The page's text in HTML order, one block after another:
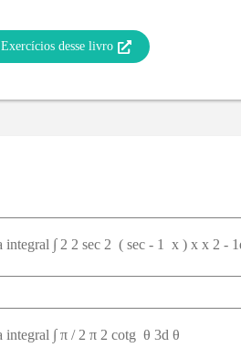
desse livro
∫ 2 2 sec 2 ⁡ ( sec - 1 ⁡ x ) x x 2 -
∫ π / 2 π 2 cotg ⁡ θ 3d θ